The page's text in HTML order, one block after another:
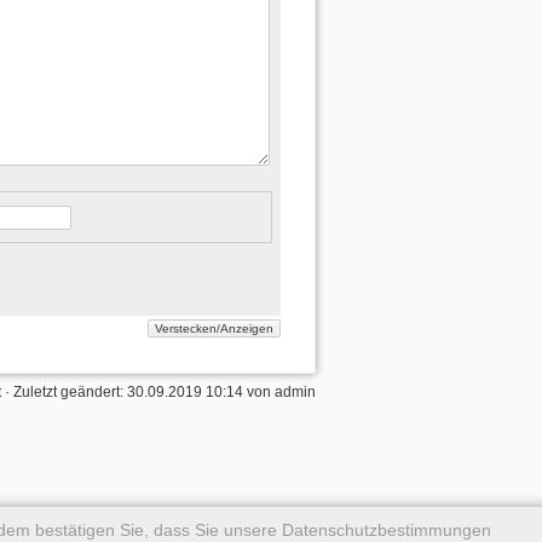
bestätigen Sie, dass Sie unsere Datenschutzbestimmungen
· Zuletzt geändert: 30.09.2019 10:14 von admin